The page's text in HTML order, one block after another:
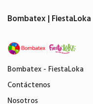
Bombatex - FiestaLoka
Contáctenos
Nosotros
Bombatex | FiestaLoka